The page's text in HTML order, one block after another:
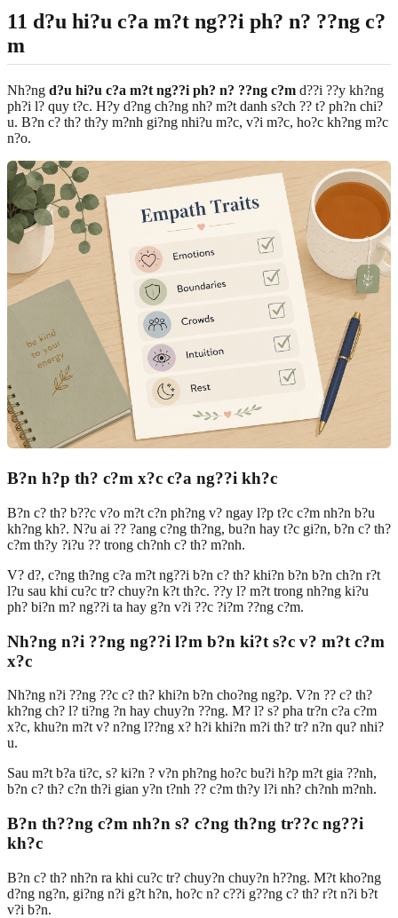
11 d?u hi?u c?a m?t ng??i ph? n? ??ng c?
m
Nh?ng d?u hi?u c?a m?t ng??i ph? n? ??ng c?m d??i ??y kh?ng
ph?i l? quy t?c. H?y d?ng ch?ng nh? m?t danh s?ch ?? t? ph?n chi?
u. B?n c? th? th?y m?nh gi?ng nhi?u m?c, v?i m?c, ho?c kh?ng m?c
n?o.
B?n h?p th? c?m x?c c?a ng??i kh?c
B?n c? th? b??c v?o m?t c?n ph?ng v? ngay l?p t?c c?m nh?n b?u
kh?ng kh?. N?u ai ?? ?ang c?ng th?ng, bu?n hay t?c gi?n, b?n c? th?
c?m th?y ?i?u ?? trong ch?nh c? th? m?nh.
V? d?, c?ng th?ng c?a m?t ng??i b?n c? th? khi?n b?n b?n ch?n r?t
l?u sau khi cu?c tr? chuy?n k?t th?c. ??y l? m?t trong nh?ng ki?u
ph? bi?n m? ng??i ta hay g?n v?i ??c ?i?m ??ng c?m.
Nh?ng n?i ??ng ng??i l?m b?n ki?t s?c v? m?t c?m
x?c
Nh?ng n?i ??ng ??c c? th? khi?n b?n cho?ng ng?p. V?n ?? c? th?
kh?ng ch? l? ti?ng ?n hay chuy?n ??ng. M? l? s? pha tr?n c?a c?m
x?c, khu?n m?t v? n?ng l??ng x? h?i khi?n m?i th? tr? n?n qu? nhi?
u.
Sau m?t b?a ti?c, s? ki?n ? v?n ph?ng ho?c bu?i h?p m?t gia ??nh,
b?n c? th? c?n th?i gian y?n t?nh ?? c?m th?y l?i nh? ch?nh m?nh.
B?n th??ng c?m nh?n s? c?ng th?ng tr??c ng??i
kh?c
B?n c? th? nh?n ra khi cu?c tr? chuy?n chuy?n h??ng. M?t kho?ng
d?ng ng?n, gi?ng n?i g?t h?n, ho?c n? c??i g??ng c? th? r?t n?i b?t
v?i b?n.